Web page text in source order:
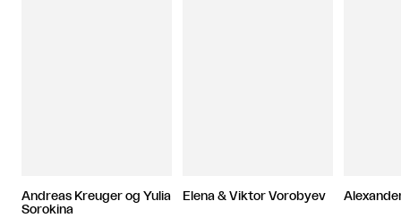
Andreas Kreuger og Yulia
Sorokina
Elena & Viktor Vorobyev